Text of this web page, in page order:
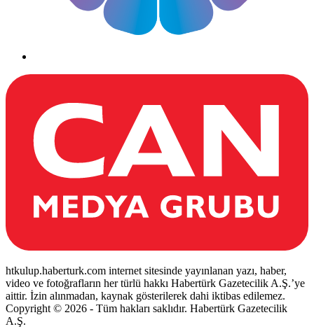
htkulup.haberturk.com internet sitesinde yayınlanan yazı, haber,
video ve fotoğrafların her türlü hakkı Habertürk Gazetecilik A.Ş.’ye
aittir. İzin alınmadan, kaynak gösterilerek dahi iktibas edilemez.
Copyright © 2026 - Tüm hakları saklıdır. Habertürk Gazetecilik
A.Ş.